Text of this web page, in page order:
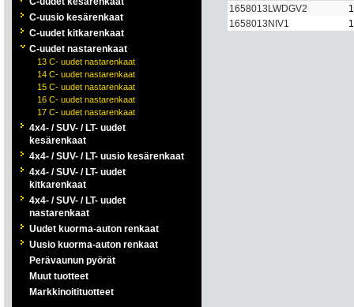
C-uusio kesärenkaat
C-uudet kitkarenkaat
C-uudet nastarenkaat
13 C- uudet nastarenkaat
14 C- uudet nastarenkaat
15 C- uudet nastarenkaat
16 C- uudet nastarenkaat
17 C- uudet nastarenkaat
4x4- / SUV- / LT- uudet
kesärenkaat
4x4- / SUV- / LT- uusio kesärenkaat
4x4- / SUV- / LT- uudet
kitkarenkaat
4x4- / SUV- / LT- uudet
nastarenkaat
Uudet kuorma-auton renkaat
Uusio kuorma-auton renkaat
Perävaunun pyörät
Muut tuotteet
Markkinoitituotteet
1658013LWDGV2
1658013NIV1